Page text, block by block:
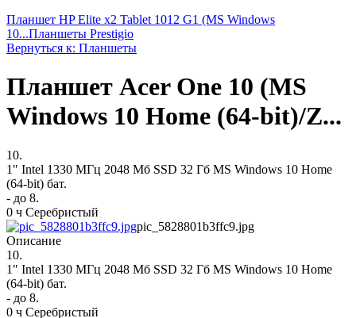
Планшет HP Elite x2 Tablet 1012 G1 (MS Windows
10...Планшеты Prestigio
Вернуться к: Планшеты
Планшет Acer One 10 (MS
Windows 10 Home (64-bit)/Z...
10.
1" Intel 1330 МГц 2048 Мб SSD 32 Гб MS Windows 10 Home
(64-bit) бат.
- до 8.
0 ч Серебристый
pic_5828801b3ffc9.jpg
Описание
10.
1" Intel 1330 МГц 2048 Мб SSD 32 Гб MS Windows 10 Home
(64-bit) бат.
- до 8.
0 ч Серебристый